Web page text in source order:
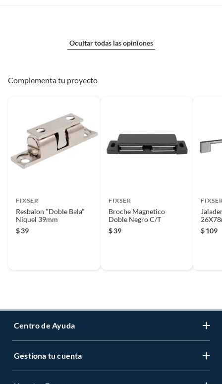
Ocultar todas las opiniones
Complementa tu proyecto
FIXSER
Resbalon "Doble Bala"
Niquel 39mm
$39
FIXSER
Broche Magnetico
Doble Negro C/T
$39
$109
Centro de Ayuda
Servicio al Cliente
Gestiona tu cuenta